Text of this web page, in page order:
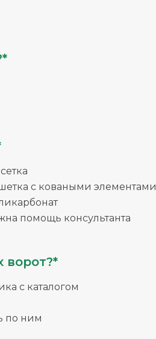
с коваными элементами
помощь консультанта
ворот?*
с каталогом
по ним